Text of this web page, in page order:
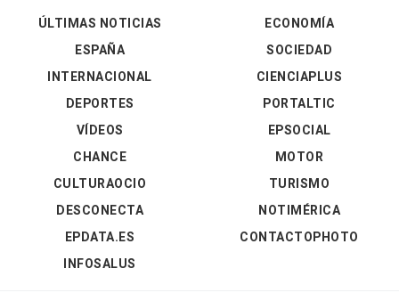
ÚLTIMAS NOTICIAS
ESPAÑA
INTERNACIONAL
DEPORTES
VÍDEOS
ECONOMÍA
SOCIEDAD
CIENCIAPLUS
PORTALTIC
EPSOCIAL
CHANCE
CULTURAOCIO
DESCONECTA
EPDATA.ES
INFOSALUS
MOTOR
TURISMO
NOTIMÉRICA
CONTACTOPHOTO